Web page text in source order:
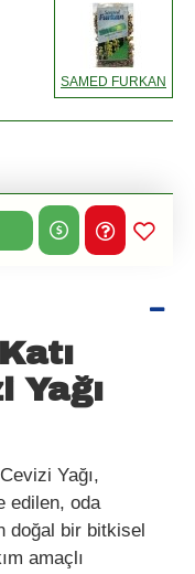
SAMED FURKAN
Yağı
Yağı,
edilen, oda
doğal bir bitkisel
amaçlı